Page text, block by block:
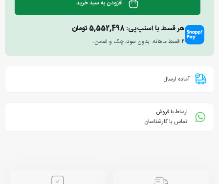
افزودن به سبد خرید
هر قسط با اسنپ‌پی:5,552,498 تومان
۴ قسط ماهانه. بدون سود، چک و ضامن.
آماده ارسال
ارتباط با فروش
تماس با کارشناسان